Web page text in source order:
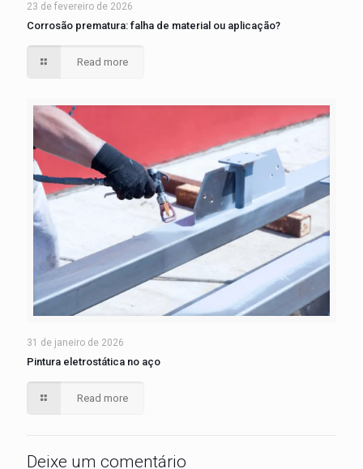
23 de fevereiro de 2026
Corrosão prematura: falha de material ou aplicação?
Read more
31 de janeiro de 2026
Pintura eletrostática no aço
Read more
Deixe um comentário